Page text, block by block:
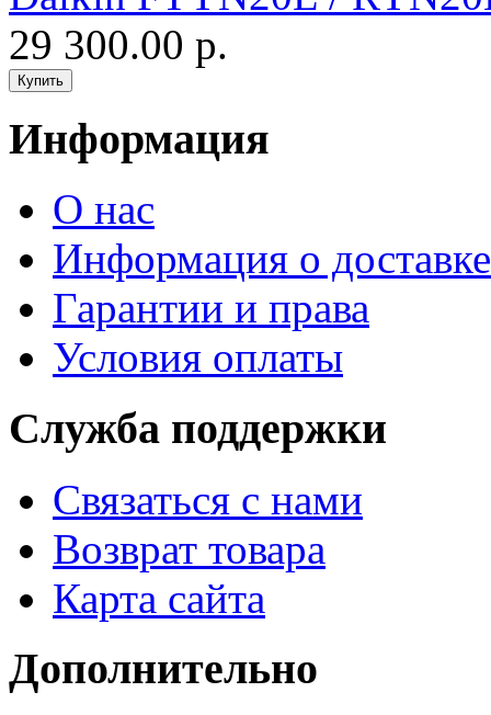
29 300.00 р.
Информация
О нас
Информация о доставке
Гарантии и права
Условия оплаты
Служба поддержки
Связаться с нами
Возврат товара
Карта сайта
Дополнительно